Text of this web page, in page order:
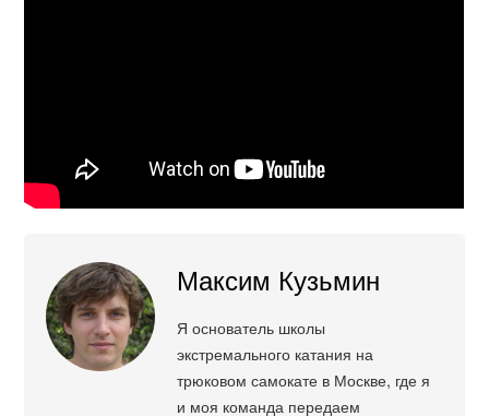
Максим Кузьмин
Я основатель школы
экстремального катания на
трюковом самокате в Москве, где я
и моя команда передаем